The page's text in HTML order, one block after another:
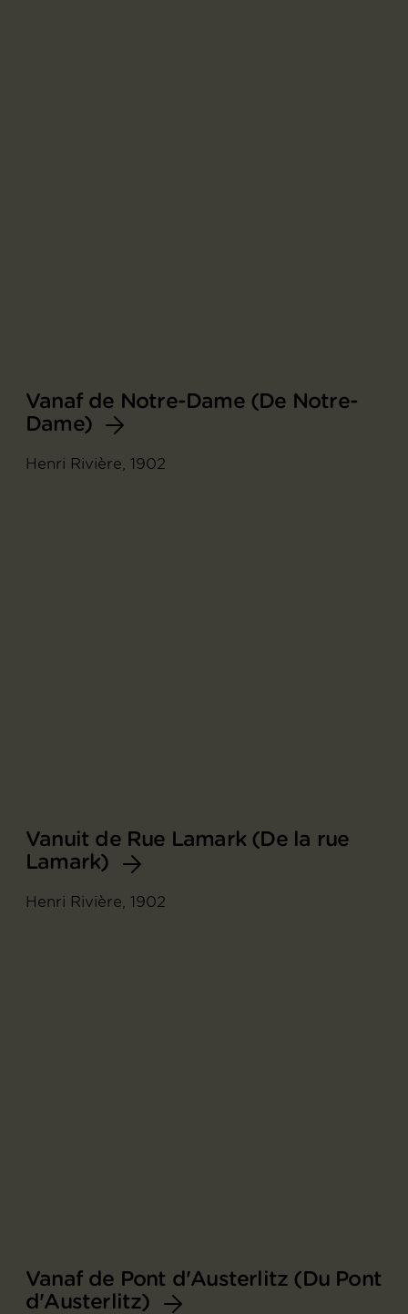
Vanaf de Notre-Dame (De Notre-
Dame)
Henri Rivière, 1902
Vanuit de Rue Lamark (De la rue
Lamark)
Henri Rivière, 1902
Vanaf de Pont d'Austerlitz (Du Pont
d'Austerlitz)